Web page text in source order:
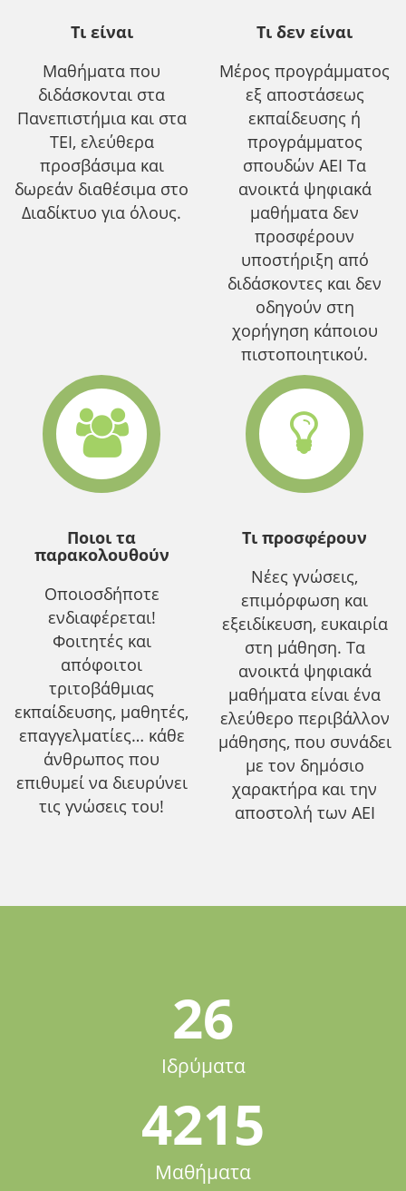
Τι είναι
Μαθήματα που
διδάσκονται στα
Πανεπιστήμια και στα
ΤΕΙ, ελεύθερα
προσβάσιμα και
δωρεάν διαθέσιμα στο
Διαδίκτυο για όλους.
Τι δεν είναι
Μέρος προγράμματος
εξ αποστάσεως
εκπαίδευσης ή
προγράμματος
σπουδών ΑΕΙ Τα
ανοικτά ψηφιακά
μαθήματα δεν
προσφέρουν
υποστήριξη από
διδάσκοντες και δεν
οδηγούν στη
χορήγηση κάποιου
πιστοποιητικού.
Ποιοι τα
παρακολουθούν
Οποιοσδήποτε
ενδιαφέρεται!
Φοιτητές και
απόφοιτοι
τριτοβάθμιας
εκπαίδευσης, μαθητές,
επαγγελματίες… κάθε
άνθρωπος που
επιθυμεί να διευρύνει
τις γνώσεις του!
Τι προσφέρουν
Νέες γνώσεις,
επιμόρφωση και
εξειδίκευση, ευκαιρία
στη μάθηση. Τα
ανοικτά ψηφιακά
μαθήματα είναι ένα
ελεύθερο περιβάλλον
μάθησης, που συνάδει
με τον δημόσιο
χαρακτήρα και την
αποστολή των ΑΕΙ
26
Ιδρύματα
4215
Μαθήματα